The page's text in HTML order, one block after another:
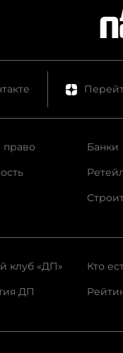
Банки
клуб «ДП»
ДП
Кто